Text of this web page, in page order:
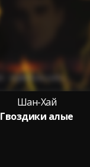
Шан-Хай
Гвоздики алые